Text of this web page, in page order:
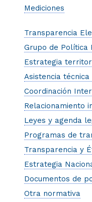
Mediciones
Transparencia
Grupo de Política
Estrategia
Asistencia
Coordinación
Relacionamiento
Leyes y agenda
Programas de
Transparencia y
Estrategia
Documentos de
Otra normativa